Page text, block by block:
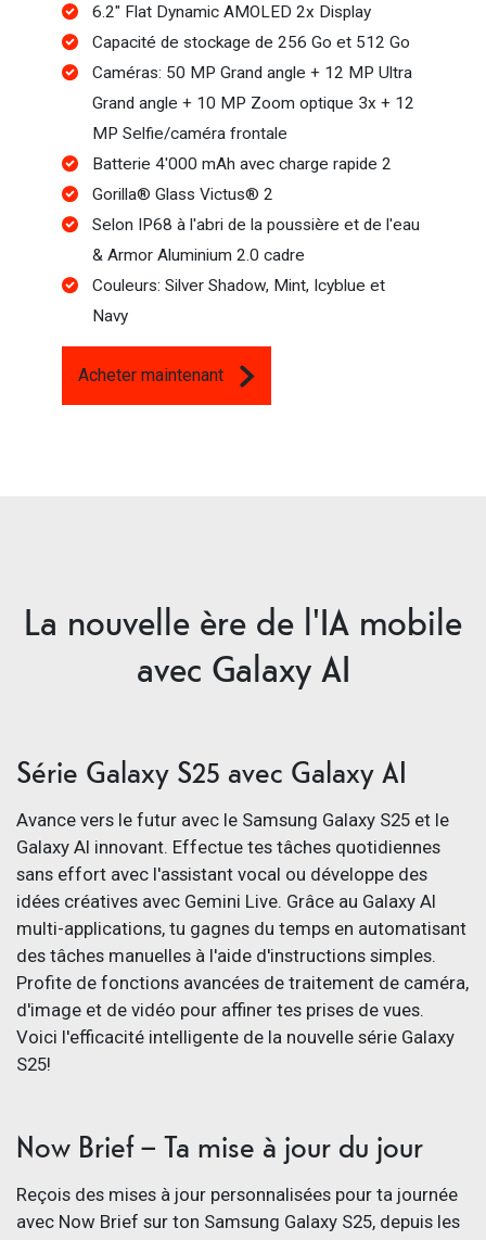
6.2" Flat Dynamic AMOLED 2x Display
Capacité de stockage de 256 Go et 512 Go
Caméras: 50 MP Grand angle + 12 MP Ultra
Grand angle + 10 MP Zoom optique 3x + 12
MP Selfie/caméra frontale
Batterie 4'000 mAh avec charge rapide 2
Gorilla® Glass Victus® 2
Selon IP68 à l'abri de la poussière et de l'eau
& Armor Aluminium 2.0 cadre
Couleurs: Silver Shadow, Mint, Icyblue et
Navy
Acheter maintenant
La nouvelle ère de l'IA mobile
avec Galaxy AI
Série Galaxy S25 avec Galaxy AI
Avance vers le futur avec le Samsung Galaxy S25 et le
Galaxy AI innovant. Effectue tes tâches quotidiennes
sans effort avec l'assistant vocal ou développe des
idées créatives avec Gemini Live. Grâce au Galaxy AI
multi-applications, tu gagnes du temps en automatisant
des tâches manuelles à l'aide d'instructions simples.
Profite de fonctions avancées de traitement de caméra,
d'image et de vidéo pour affiner tes prises de vues.
Voici l'efficacité intelligente de la nouvelle série Galaxy
S25!
Now Brief – Ta mise à jour du jour
Reçois des mises à jour personnalisées pour ta journée
avec Now Brief sur ton Samsung Galaxy S25, depuis les